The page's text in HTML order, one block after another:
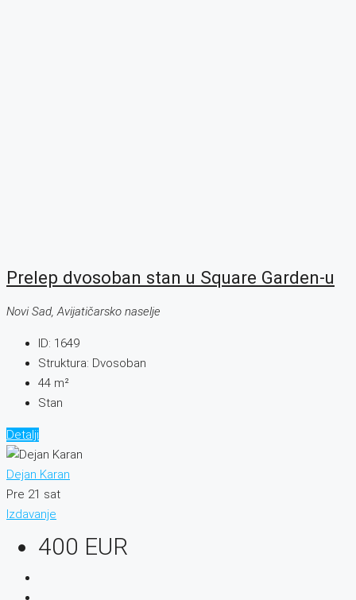
Prelep dvosoban stan u Square Garden-u
Novi Sad, Avijatičarsko naselje
ID: 1649
Struktura: Dvosoban
44 m²
Stan
Detalji
Dejan Karan
Pre 21 sat
Izdavanje
400 EUR